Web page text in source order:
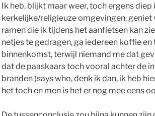
Ik heb, blijkt maar weer, toch ergens
kerkelijke/religieuze omgevingen: geniet
ramen die ik tijdens het aanfietsen kan
netjes te gedragen, ga iedereen koffie en
binnenkomst, terwijl niemand me dat
dat de paaskaars toch vooral achter de
branden (says who, denk ik dan, ik heb
het toch en men is het er nog mee eens